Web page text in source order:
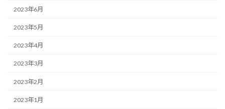
2023年6月
2023年5月
2023年4月
2023年3月
2023年2月
2023年1月